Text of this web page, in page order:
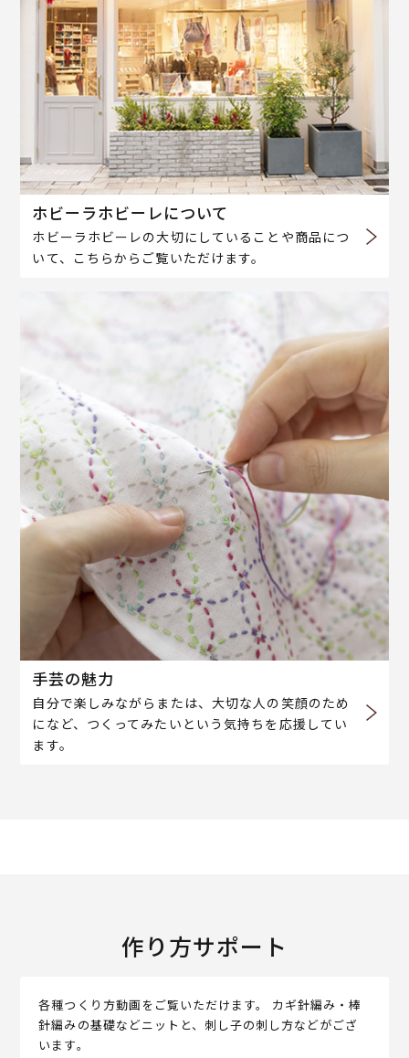
ホビーラホビーレについて
ホビーラホビーレの大切にしていることや商品につ
いて、こちらからご覧いただけます。
手芸の魅力
自分で楽しみながらまたは、大切な人の笑顔のため
になど、つくってみたいという気持ちを応援してい
ます。
作り方サポート
各種つくり方動画をご覧いただけます。 カギ針編み・棒
針編みの基礎などニットと、刺し子の刺し方などがござ
います。